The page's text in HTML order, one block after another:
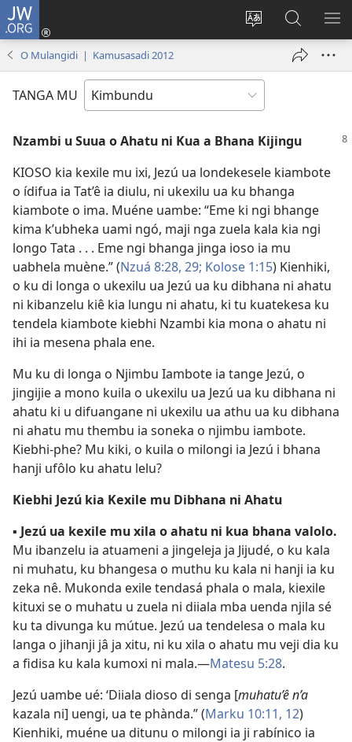
JW.ORG
Change
language
Ku
Jikula
window)
Tokwesa
ku
JW.ORG
O Mulangidi | Kamusasadi 2012
TANGA MU
Nzambi u Suua o Ahatu ni Kua a Bhana Kijingu
KIOSO kia kexile mu ixi, Jezú ua londekesele kiambote
o ídifua ia Tat’ê ia diulu, ni ukexilu ua ku bhanga
kiambote o ima. Muéne uambe: “Eme ki ngi bhange
kima k’ubheka uami ngó, maji nga zuela kala kia ngi
longo Tata . . . Eme ngi bhanga jinga ioso ia mu
uabhela muène.” (Nzuá 8:28, 29; Kolose 1:15) Kienhiki,
o ku di longa o ukexilu ua Jezú ua ku dibhana ni ahatu
ni kibanzelu kiê kia lungu ni ahatu, ki tu kuatekesa ku
tendela kiambote kiebhi Nzambi kia mona o ahatu ni
ihi ia mesena phala ene.
Mu ku di longa o Njimbu Iambote ia tange Jezú, o
jingijie a mono kuila o ukexilu ua Jezú ua ku dibhana ni
ahatu ki u difuangane ni ukexilu ua athu ua ku dibhana
ni ahatu mu thembu ia soneka o njimbu iambote.
Kiebhi-phe? Mu kiki, o kuila o milongi ia Jezú i bhana
hanji ufôlo ku ahatu lelu?
Kiebhi Jezú kia Kexile mu Dibhana ni Ahatu
▪ Jezú ua kexile mu xila o ahatu ni kua bhana valolo.
Mu ibanzelu ia atuameni a jingeleja ja Jijudé, o ku kala
ni muhatu, ku bhangesa o muthu ku kala ni hanji ia ku
zeka nê. Mukonda exile tendasá phala o mala, kiexile
kituxi se o muhatu u zuela ni diiala mba uenda njila sé
ku ta divunga ku mútue. Jezú ua tendelesa o mala ku
langa o jihanji jâ ja xitu, ni ku xila o ahatu mu veji dia ku
a fidisa ku kala kumoxi ni mala.—Matesu 5:28.
Jezú uambe ué: ‘Diiala dioso di senga [muhatu’ê n’a
kazala ni] uengi, ua te phànda.” (Marku 10:11, 12)
Kienhiki, muéne ua ditunu o milongi ia ji rabínico ia